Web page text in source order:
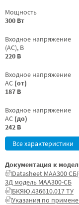
Мощность
300 Вт
Входное напряжение
(AC), В
220 В
Входное напряжение
AC (от)
187 В
Входное напряжение
AC (до)
242 В
Все характеристики
Документация к
Datasheet МАА300
3Д модель МАА300-СБ
БКЯЮ.436610.017 ТУ
Указания по